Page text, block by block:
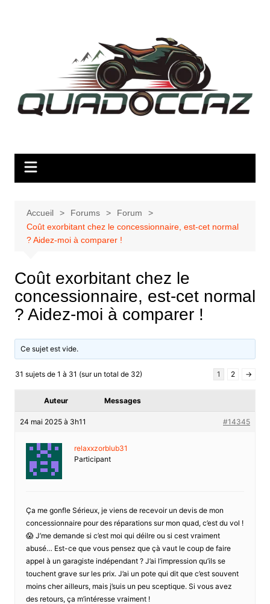
Accueil Forums
Forum
Coût exorbitant chez le concessionnaire, est-cet normal
? Aidez-moi à comparer !
Coût exorbitant chez le
concessionnaire, est-cet normal
? Aidez-moi à comparer !
Ce sujet est vide.
31 sujets de 1 à 31 (sur un total de 32) 1 2 →
Auteur Messages
24 mai 2025 à 3h11 #14345
relaxxzorblub31
Participant
Ça me gonfle Sérieux, je viens de recevoir un devis de mon
concessionnaire pour des réparations sur mon quad, c’est du vol !
😱 J’me demande si c’est moi qui déilre ou si cest vraiment
abusé… Est-ce que vous pensez que çà vaut le coup de faire
appel à un garagiste indépendant ? J’ai l’impression qu’ils se
touchent grave sur les prix. J’ai un pote qui dit que c’est souvent
moins cher ailleurs, mais j’suis un peu sceptique. Si vous avez
des retours, ça m’intéresse vraiment !